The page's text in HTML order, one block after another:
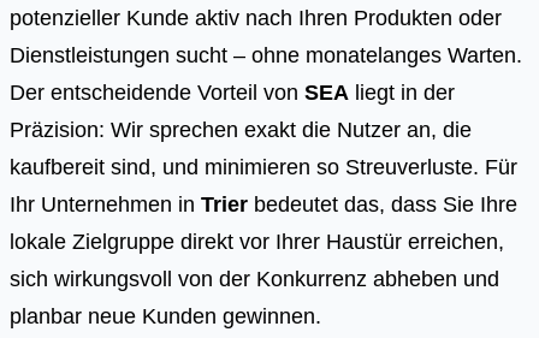
potenzieller Kunde aktiv nach Ihren Produkten oder
Dienstleistungen sucht – ohne monatelanges Warten.
Der entscheidende Vorteil von SEA liegt in der
Präzision: Wir sprechen exakt die Nutzer an, die
kaufbereit sind, und minimieren so Streuverluste. Für
Ihr Unternehmen in Trier bedeutet das, dass Sie Ihre
lokale Zielgruppe direkt vor Ihrer Haustür erreichen,
sich wirkungsvoll von der Konkurrenz abheben und
planbar neue Kunden gewinnen.